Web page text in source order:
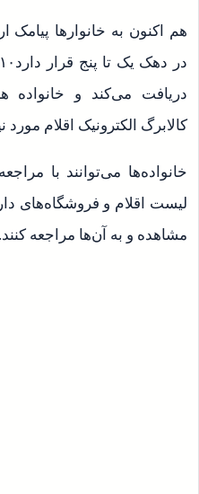
هم اکنون به خانوارها پیامک
دریافت می‌کند و خانواده
کالابرگ الکترونیک اقلام مورد
خانواده‌ها می‌توانند با
لیست اقلام و فروشگاه‌های
مشاهده و به آن‌ها مراجعه کنند.